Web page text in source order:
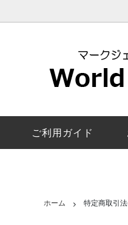
レディース新作
エイミー｜Amy
ロック｜Rock
マークジェイコブ
機能で探す
安心の交換返品保
取扱店舗一覧
ご利用ガイド
ホーム 特定商取引